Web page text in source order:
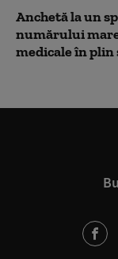
Anchetă la un
numărului
medicale în plin